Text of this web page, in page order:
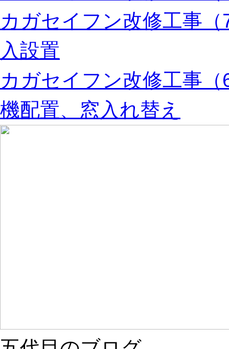
カガセイフン改修工事
入設置
カガセイフン改修工事
機配置、窓入れ替え